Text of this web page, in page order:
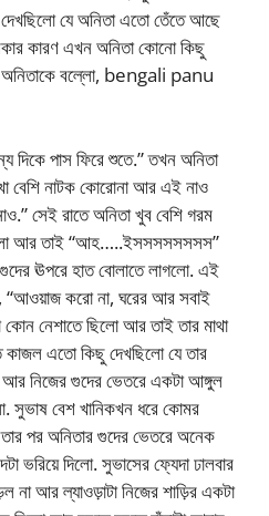
যে অনিতা এতো তেঁতে আছে
কারণ এখন অনিতা কোনো কিছু
অনিতাকে বল্লো, bengali panu
পাস ফিরে শুতে.” তখন অনিতা
বেশি নাটক কোরোনা আর এই নাও
সেই রাতে অনিতা খুব বেশি গরম
আর তাই “আহ…..ইসসসসসসসস”
ঊপরে হাত বোলাতে লাগলো. এই
“আওয়াজ করো না, ঘরের আর সবাই
নেশাতে ছিলো আর তাই তার মাথা
এতো কিছু দেখছিলো যে তার
নিজের গুদের ভেতরে একটা আঙ্গুল
সুভাষ বেশ খানিকখন ধরে কোমর
পর অনিতার গুদের ভেতরে অনেক
ভরিয়ে দিলো. সুভাসের ফ্যেদা ঢালবার
না আর ল্যাওড়াটা নিজের শাড়ির একটা